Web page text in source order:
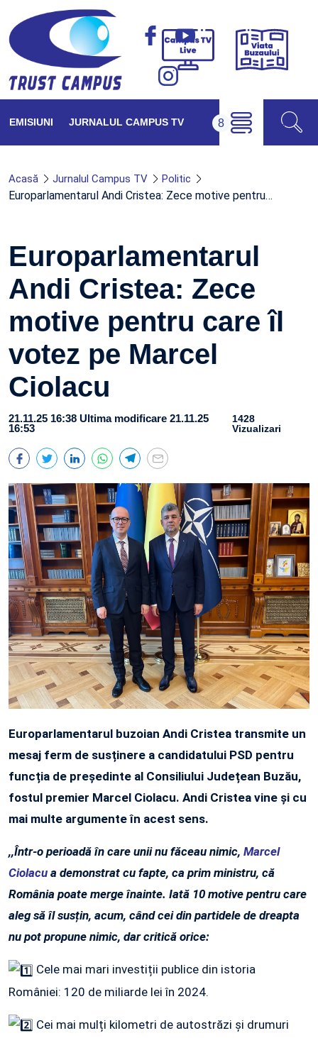
Campus
Viața
EMISIUNI JURNALUL CAMPUS TV
Acasă Jurnalul Campus TV Politic
Europarlamentarul Andi Cristea: Zece motive pentru…
Europarlamentarul
Andi Cristea: Zece
motive pentru care îl
votez pe Marcel
Ciolacu
21.11.25 16:38 Ultima modificare 21.11.25
16:53
1428
Vizualizari
Europarlamentarul buzoian Andi Cristea transmite un
mesaj ferm de susținere a candidatului PSD pentru
funcția de președinte al Consiliului Județean Buzău,
fostul premier Marcel Ciolacu. Andi Cristea vine și cu
mai multe argumente în acest sens.
,,Într-o perioadă în care unii nu făceau nimic, Marcel
Ciolacu a demonstrat cu fapte, ca prim ministru, că
România poate merge înainte. Iată 10 motive pentru care
aleg să îl susțin, acum, când cei din partidele de dreapta
nu pot propune nimic, dar critică orice:
Cele mai mari investiții publice din istoria
României: 120 de miliarde lei în 2024.
Cei mai mulți kilometri de autostrăzi și drumuri